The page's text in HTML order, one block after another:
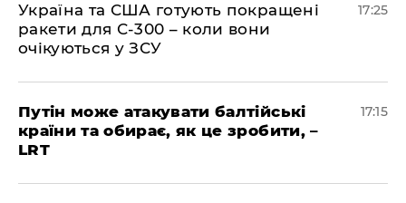
​Україна та США готують покращені
ракети для С-300 – коли вони
очікуються у ЗСУ
17:25
​Путін може атакувати балтійські
країни та обирає, як це зробити, –
LRT
17:15